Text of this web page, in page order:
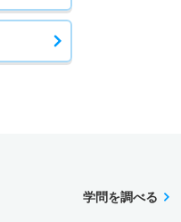
学問を調べる